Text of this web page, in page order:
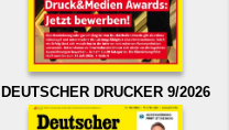
DEUTSCHER DRUCKER 9/2026